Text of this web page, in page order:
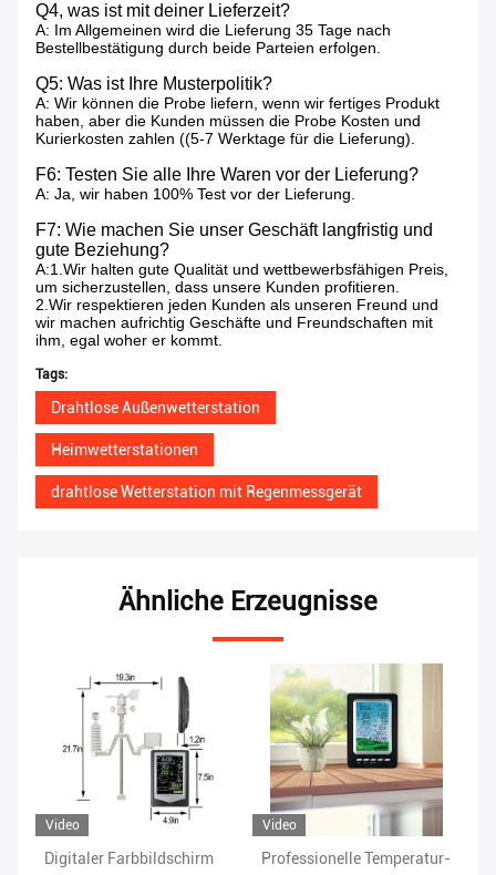
Q4, was ist mit deiner Lieferzeit?
A: Im Allgemeinen wird die Lieferung 35 Tage nach
Bestellbestätigung durch beide Parteien erfolgen.
Q5: Was ist Ihre Musterpolitik?
A: Wir können die Probe liefern, wenn wir fertiges Produkt
haben, aber die Kunden müssen die Probe Kosten und
Kurierkosten zahlen ((5-7 Werktage für die Lieferung).
F6: Testen Sie alle Ihre Waren vor der Lieferung?
A: Ja, wir haben 100% Test vor der Lieferung.
F7: Wie machen Sie unser Geschäft langfristig und
gute Beziehung?
A:1.Wir halten gute Qualität und wettbewerbsfähigen Preis,
um sicherzustellen, dass unsere Kunden profitieren.
2.Wir respektieren jeden Kunden als unseren Freund und
wir machen aufrichtig Geschäfte und Freundschaften mit
ihm, egal woher er kommt.
Tags:
Drahtlose Außenwetterstation
Heimwetterstationen
drahtlose Wetterstation mit Regenmessgerät
Ähnliche Erzeugnisse
Video
Professionelle Temperatur-
Regenbereich von 0 bis 9